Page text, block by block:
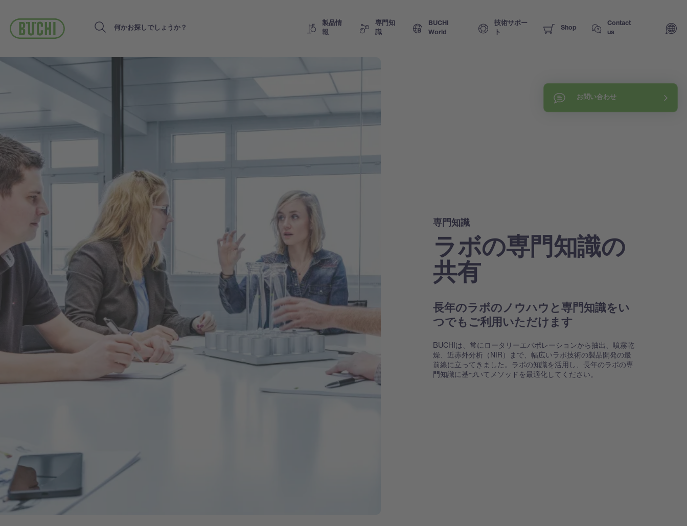
Search
製品情
報
専門知
識
BUCHI
World
技術サポー
ト
Shop
Contact
us
お問い合わせ
専門知識
ラボの専門知識の
共有
長年のラボのノウハウと専門知識をい
つでもご利用いただけます
BUCHIは、常にロータリーエバポレーションから抽出、噴霧乾
燥、近赤外分析（NIR）まで、幅広いラボ技術の製品開発の最
前線に立ってきました。ラボの知識を活用し、長年のラボの専
門知識に基づいてメソッドを最適化してください。